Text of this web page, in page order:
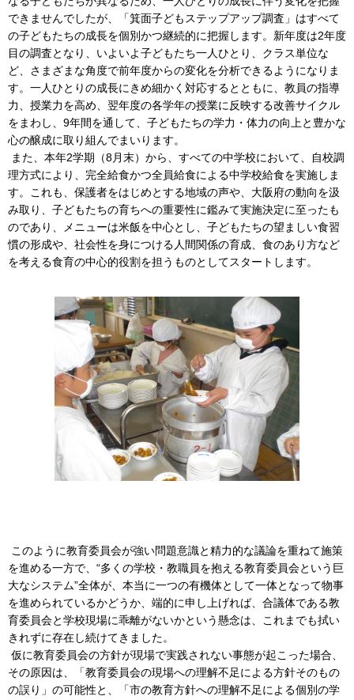
できませんでしたが、「箕面子どもステップアップ調査」はすべて
の子どもたちの成長を個別かつ継続的に把握します。新年度は2年度
目の調査となり、いよいよ子どもたち一人ひとり、クラス単位な
ど、さまざまな角度で前年度からの変化を分析できるようになりま
す。一人ひとりの成長にきめ細かく対応するとともに、教員の指導
力、授業力を高め、翌年度の各学年の授業に反映する改善サイクル
をまわし、9年間を通して、子どもたちの学力・体力の向上と豊かな
心の醸成に取り組んでまいります。
また、本年2学期（8月末）から、すべての中学校において、自校調
理方式により、完全給食かつ全員給食による中学校給食を実施しま
す。これも、保護者をはじめとする地域の声や、大阪府の動向を汲
み取り、子どもたちの育ちへの重要性に鑑みて実施決定に至ったも
のであり、メニューは米飯を中心とし、子どもたちの望ましい食習
慣の形成や、社会性を身につける人間関係の育成、食のあり方など
を考える食育の中心的役割を担うものとしてスタートします。
このように教育委員会が強い問題意識と精力的な議論を重ねて施策
を進める一方で、“多くの学校・教職員を抱える教育委員会という巨
大なシステム”全体が、本当に一つの有機体として一体となって物事
を進められているかどうか、端的に申し上げれば、合議体である教
育委員会と学校現場に乖離がないかという懸念は、これまでも拭い
きれずに存在し続けてきました。
仮に教育委員会の方針が現場で実践されない事態が起こった場合、
その原因は、「教育委員会の現場への理解不足による方針そのもの
の誤り」の可能性と、「市の教育方針への理解不足による個別の学